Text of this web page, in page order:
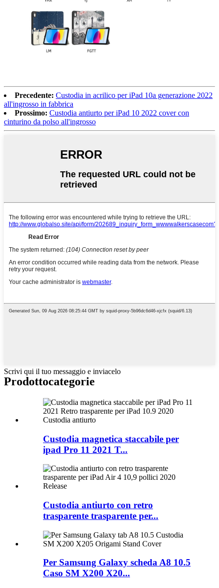
Precedente: Custodia in acrilico per iPad 10a generazione 2022
all'ingrosso in fabbrica
Prossimo: Custodia antiurto per iPad 10 2022 cover con
cinturino da polso all'ingrosso
Scrivi qui il tuo messaggio e inviacelo
Prodottocategorie
Custodia magnetica staccabile per
ipad Pro 11 2021 T...
Custodia antiurto con retro
trasparente trasparente per...
Per Samsung Galaxy scheda A8 10.5
Caso SM X200 X20...